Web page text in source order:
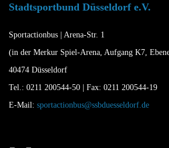
Stadtsportbund Düsseldorf e.V.
Sportactionbus | Arena-Str. 1
(in der Merkur Spiel-Arena, Aufgang K7,
40474 Düsseldorf
Tel.: 0211 200544-50 | Fax: 0211 200544-19
E-Mail: sportactionbus@ssbduesseldorf.de